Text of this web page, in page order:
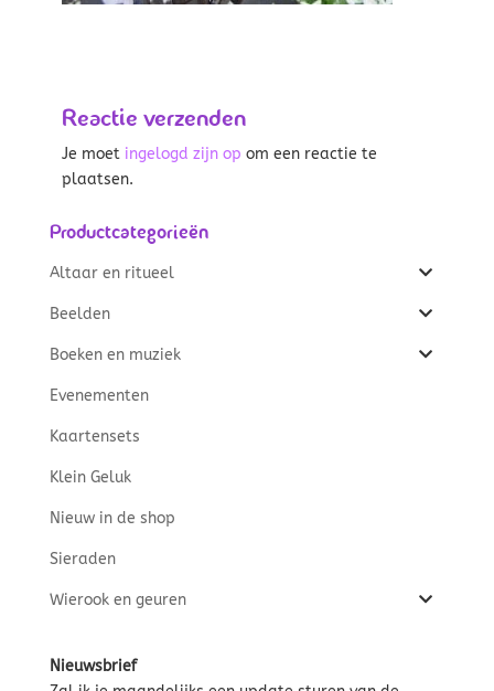
Reactie verzenden
Je moet ingelogd zijn op om een reactie te
plaatsen.
Productcategorieën
Altaar en ritueel
Beelden
Boeken en muziek
Evenementen
Kaartensets
Klein Geluk
Nieuw in de shop
Sieraden
Wierook en geuren
Nieuwsbrief